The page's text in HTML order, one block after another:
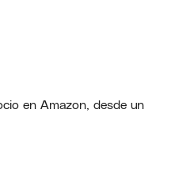
en Amazon, desde un